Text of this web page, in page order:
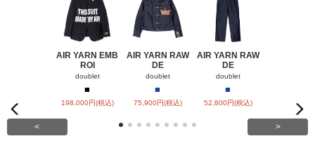
Previou
s
Next
AIR YARN EMB
ROI
doublet
■
198,000円(税込)
AIR YARN RAW
DE
doublet
■
75,900円(税込)
AIR YARN RAW
DE
doublet
■
52,800円(税込) 57,200円(税
< >